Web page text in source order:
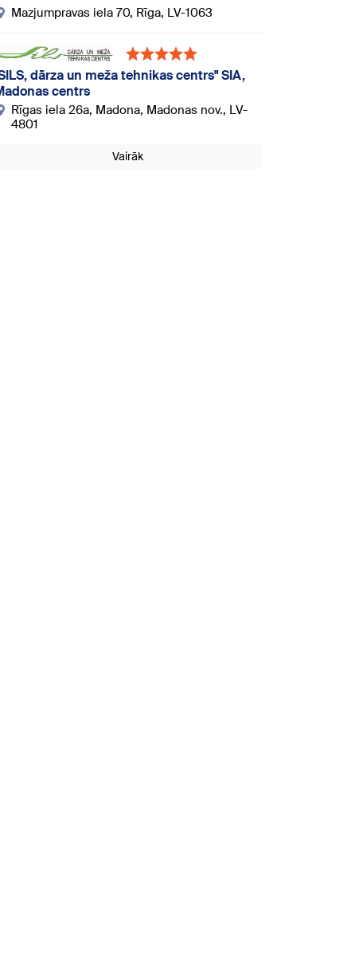
Mazjumpravas iela 70, Rīga, LV-1063
dārza un meža tehnikas centrs" SIA,
centrs
Rīgas iela 26a, Madona, Madonas nov., LV-
4801
Vairāk